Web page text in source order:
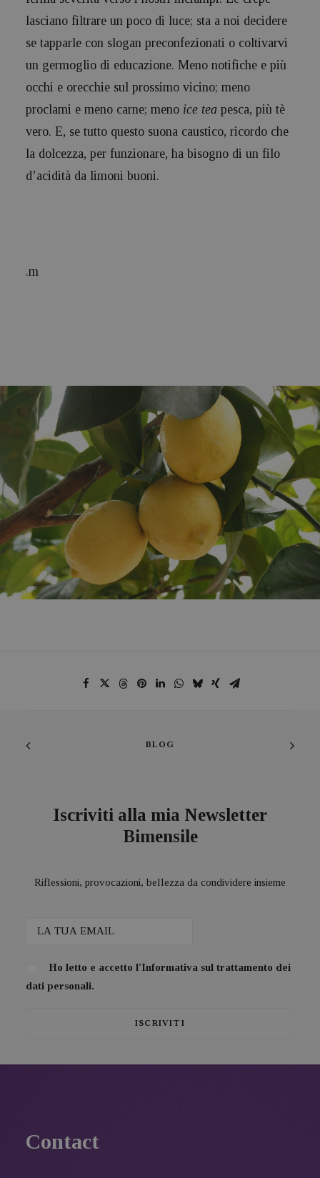
lasciano filtrare un poco di luce; sta a noi decidere
se tapparle con slogan preconfezionati o coltivarvi
un germoglio di educazione. Meno notifiche e più
occhi e orecchie sul prossimo vicino; meno
proclami e meno carne; meno ice tea pesca, più tè
vero. E, se tutto questo suona caustico, ricordo che
la dolcezza, per funzionare, ha bisogno di un filo
d’acidità da limoni buoni.
.m
BLOG
Iscriviti alla mia Newsletter
Bimensile
Riflessioni, provocazioni, bellezza da condividere insieme
Ho letto e accetto l'Informativa sul trattamento dei
dati personali.
Contact